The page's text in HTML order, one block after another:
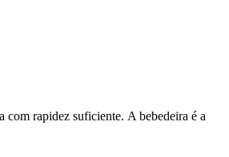
com rapidez suficiente. A bebedeira é a